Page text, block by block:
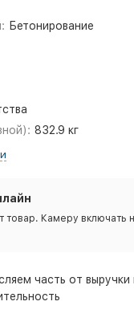
Бетонирование
832.9 кг
товар. Камеру включать
часть от выручки